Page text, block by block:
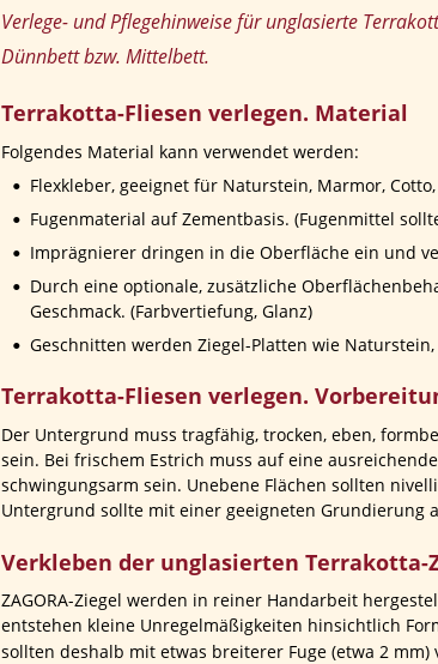
Verlege- und Pflegehinweise für unglasierte
Dünnbett bzw. Mittelbett.
Terrakotta-Fliesen verlegen. Material
Folgendes Material kann verwendet werden:
• Flexkleber, geeignet für Naturstein, Marmor,
• Fugenmaterial auf Zementbasis. (Fugenmittel
• Imprägnierer dringen in die Oberfläche ein und
• Durch eine optionale, zusätzliche
Geschmack. (Farbvertiefung, Glanz)
• Geschnitten werden Ziegel-Platten wie
Terrakotta-Fliesen verlegen.
Der Untergrund muss tragfähig, trocken, eben,
sein. Bei frischem Estrich muss auf eine
schwingungsarm sein. Unebene Flächen sollten
Untergrund sollte mit einer geeigneten Grundierung
Verkleben der unglasierten Terrakotta-
ZAGORA-Ziegel werden in reiner Handarbeit
entstehen kleine Unregelmäßigkeiten hinsichtlich
sollten deshalb mit etwas breiterer Fuge (etwa 2